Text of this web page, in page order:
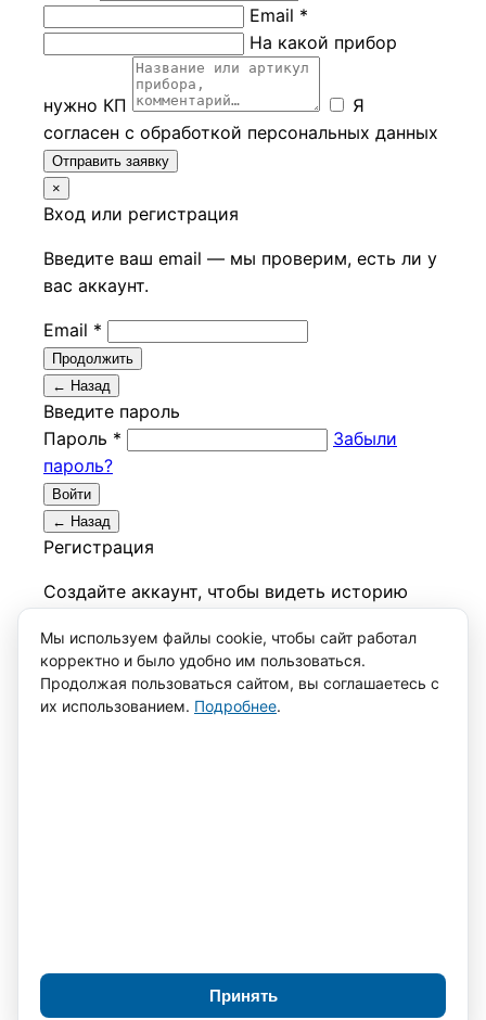
Email *
На какой прибор
нужно КП
Я
согласен с обработкой персональных данных
Отправить заявку
×
Вход или регистрация
Введите ваш email — мы проверим, есть ли у
вас аккаунт.
Email *
Продолжить
← Назад
Введите пароль
Пароль *
Забыли
пароль?
Войти
← Назад
Регистрация
Создайте аккаунт, чтобы видеть историю
Имя * Фамилия
Номер телефона *
Мы используем файлы cookie, чтобы сайт работал
корректно и было удобно им пользоваться.
Продолжая пользоваться сайтом, вы соглашаетесь с
их использованием. Подробнее.
Принять